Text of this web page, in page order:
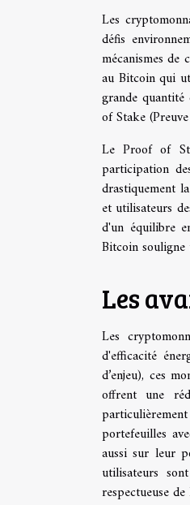
Les
défis
mécanismes de
au Bitcoin qui
grande quantité
of Stake
Le Proof of
participation
drastiquement
et utilisateurs
d'un équilibre
Bitcoin souligne
Les
Les
d'efficacité
d’enjeu), ces
offrent une
portefeuilles
aussi sur leur
utilisateurs
respectueuse